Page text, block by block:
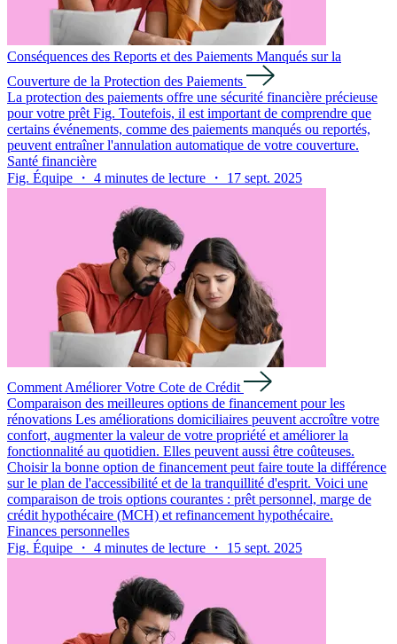
Conséquences des Reports et des Paiements Manqués sur la
Couverture de la Protection des Paiements
La protection des paiements offre une sécurité financière précieuse
pour votre prêt Fig. Toutefois, il est important de comprendre que
certains événements, comme des paiements manqués ou reportés,
peuvent entraîner l'annulation automatique de votre couverture.
Santé financière
Fig. Équipe ・ 4 minutes de lecture ・ 17 sept. 2025
Comment Améliorer Votre Cote de Crédit
Comparaison des meilleures options de financement pour les
rénovations Les améliorations domiciliaires peuvent accroître votre
confort, augmenter la valeur de votre propriété et améliorer la
fonctionnalité au quotidien. Elles peuvent aussi être coûteuses.
Choisir la bonne option de financement peut faire toute la différence
sur le plan de l'accessibilité et de la tranquillité d'esprit. Voici une
comparaison de trois options courantes : prêt personnel, marge de
crédit hypothécaire (MCH) et refinancement hypothécaire.
Finances personnelles
Fig. Équipe ・ 4 minutes de lecture ・ 15 sept. 2025